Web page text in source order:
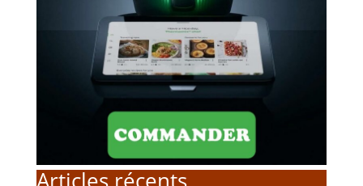
Articles récents